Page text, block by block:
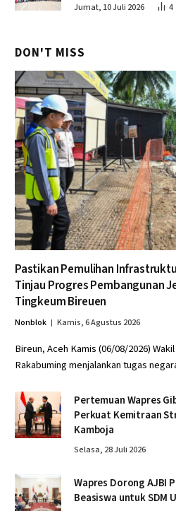
Jumat, 10 Juli 2026 4
DON'T MISS
Pastikan Pemulihan
Tinjau Progres Pembangunan
Tingkeum Bireuen
Nonblok Kamis, 6 Agustus 2026
Bireun, Aceh Kamis (06/08/2026)
Rakabuming menjalankan tugas
Pertemuan Wapres
Perkuat Kemitraan
Kamboja
Selasa, 28 Juli 2026
Wapres Dorong AJBI
Beasiswa untuk SDM